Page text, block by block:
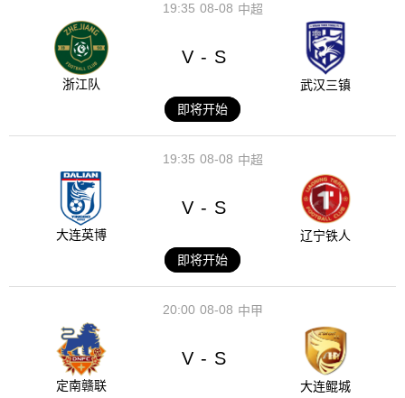
08-08
19:35 中超
浙江队
V - S
武汉三镇
即将开始
08-08
19:35 中超
大连英博
V - S
辽宁铁人
即将开始
08-08
20:00 中甲
定南赣联
V - S
大连鲲城